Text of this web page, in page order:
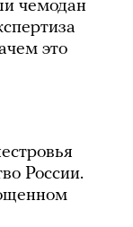
чемодан
это
России.